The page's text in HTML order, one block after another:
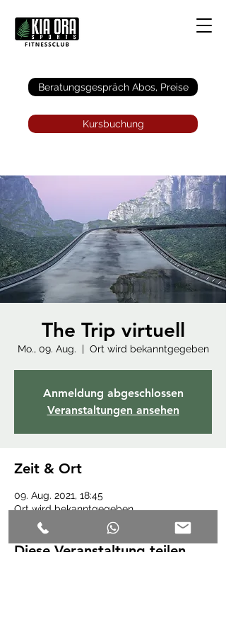
Beratungsgespräch Abos, Preise
Kursbuchung
The Trip virtuell
Mo., 09. Aug.
  |
Ort wird bekanntgegeben
Anmeldung abgeschlossen
Veranstaltungen ansehen
Zeit & Ort
09. Aug. 2021, 18:45
Ort wird bekanntgegeben
Diese Veranstaltung teilen